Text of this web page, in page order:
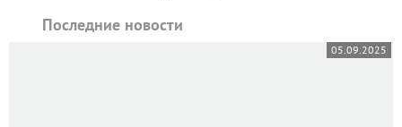
Последние новости
05.09.2025